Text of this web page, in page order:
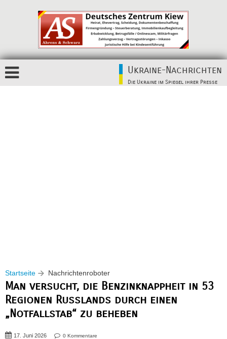
Ukraine-Nachrichten
Die Ukraine im Spiegel ihrer Presse
Startseite Nachrichtenroboter
Man versucht, die Benzinknappheit in 53
Regionen Russlands durch einen
„Notfallstab“ zu beheben
17. Juni 2026 0 Kommentare